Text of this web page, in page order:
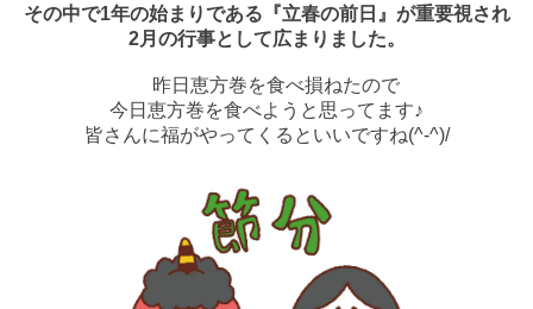
その中で1年の始まりである『立春の前日』が重要視され
2月の行事として広まりました。
昨日恵方巻を食べ損ねたので
今日恵方巻を食べようと思ってます♪
皆さんに福がやってくるといいですね(^-^)/